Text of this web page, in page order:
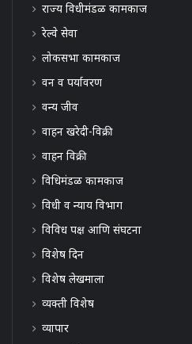
राज्य विधीमंडळ कामकाज
रेल्वे सेवा
लोकसभा कामकाज
वन व पर्यावरण
वन्य जीव
वाहन खरेदी-विक्री
वाहन विक्री
विधिमंडळ कामकाज
विधी व न्याय विभाग
विविध पक्ष आणि संघटना
विशेष दिन
विशेष लेखमाला
व्यक्ती विशेष
व्यापार